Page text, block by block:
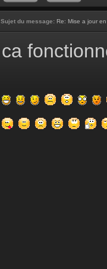
Sujet du message: Re: Mise a jour
ca